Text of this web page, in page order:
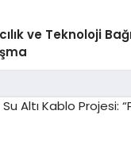
ve Teknoloji